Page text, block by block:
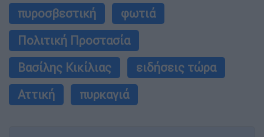
πυροσβεστική
φωτιά
Πολιτική Προστασία
Βασίλης Κικίλιας
ειδήσεις τώρα
Αττική
πυρκαγιά